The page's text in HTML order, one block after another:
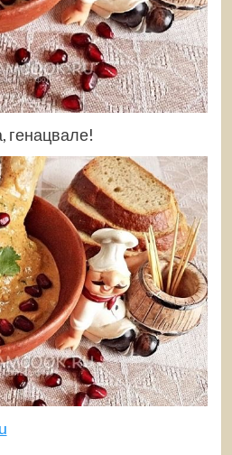
генацвале!